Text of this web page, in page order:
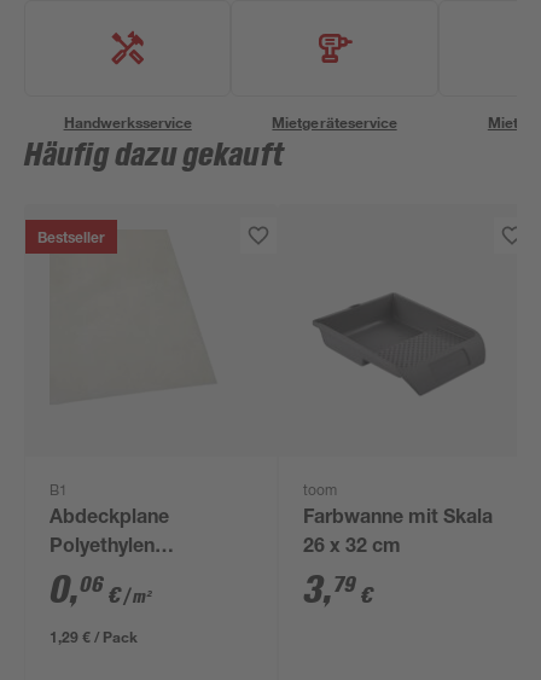
Handwerksservice Mietgeräteservice
Häufig dazu gekauft
Bestseller
B1
Abdeckplane
Polyethylen
transparent 4 x 5 m
0,06 €/ m²
1,29 € / Pack
toom
Farbwanne mit Skala
26 x 32 cm
3,79 €